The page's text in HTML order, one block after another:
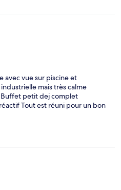
avec vue sur piscine et
mais très calme
petit dej complet
Tout est réuni pour un bon